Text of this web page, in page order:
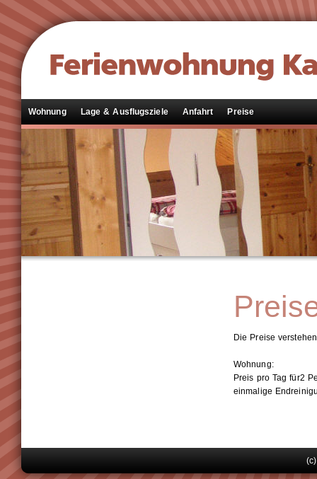
Wohnung Lage & Ausflugsziele Anfahrt Preise
Die Preise
Wohnung:
Preis pro Tag für2
einmalige